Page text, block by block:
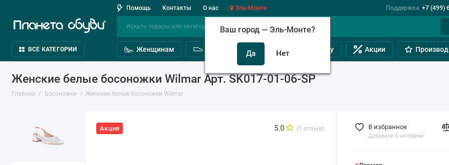
Помощь Контакты О нас Эль-Монте
Ваш город — Эль-Монте?
Поддержка +7 (499)
ВСЕ КАТЕГОРИИ Женщинам Обувь на полную ногу Акции
Женские белые босоножки Wilmar Арт. SK017-01-06-SP
Главная Босоножки Женские белые босоножки Wilmar
Акция 5.0 (1 отзыв) В избранное
Добавили 3 человека